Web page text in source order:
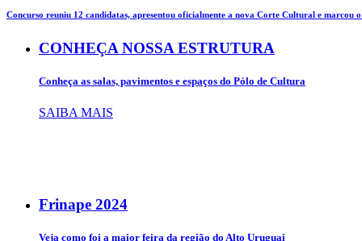
Concurso reuniu 12 candidatas, apresentou oficialmente a nova Corte Cultural e marcou
CONHEÇA NOSSA ESTRUTURA
Conheça as salas, pavimentos e espaços do Pólo de Cultura
SAIBA MAIS
Frinape 2024
Veja como foi a maior feira da região do Alto Uruguai